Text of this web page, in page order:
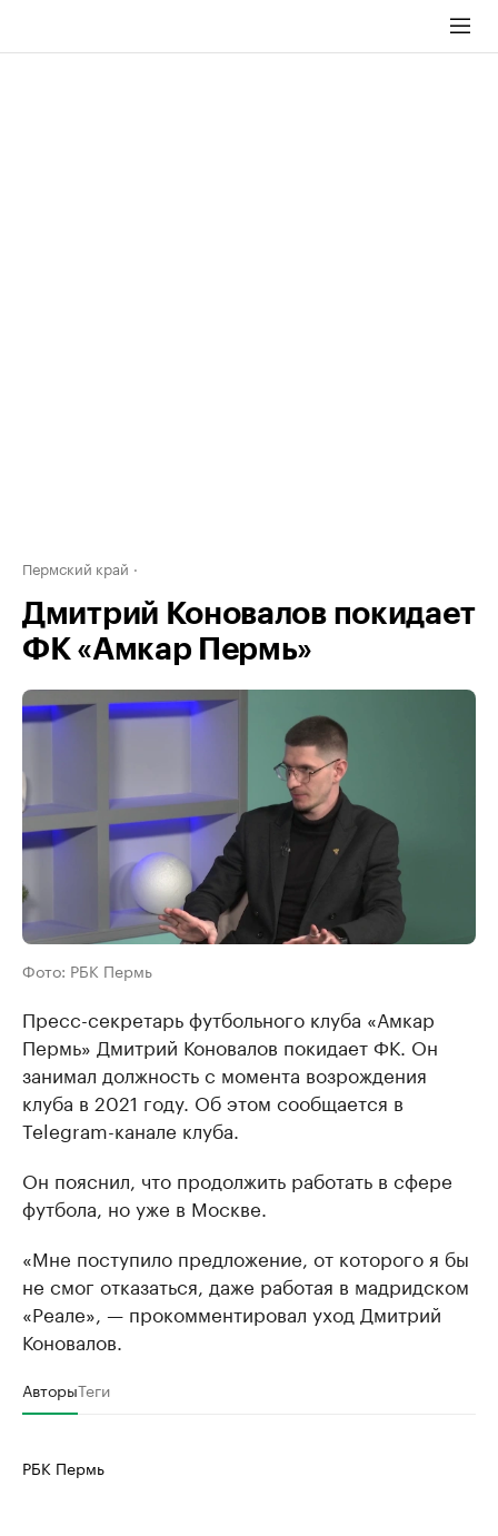
Пермский край
Дмитрий Коновалов покидает
ФК «Амкар Пермь»
Фото: РБК Пермь
Пресс-секретарь футбольного клуба «Амкар
Пермь» Дмитрий Коновалов покидает ФК. Он
занимал должность с момента возрождения
клуба в 2021 году. Об этом сообщается в
Telegram-канале клуба.
Он пояснил, что продолжить работать в сфере
футбола, но уже в Москве.
«Мне поступило предложение, от которого я бы
не смог отказаться, даже работая в мадридском
«Реале», — прокомментировал уход Дмитрий
Коновалов.
АвторыТеги
РБК Пермь